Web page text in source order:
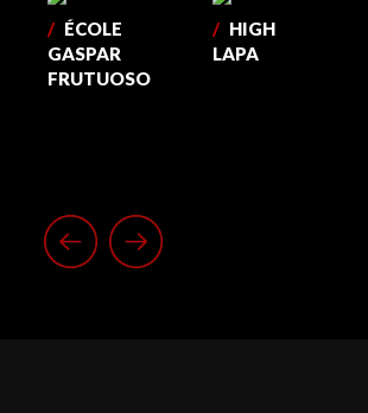
/ ÉCOLE
GASPAR
FRUTUOSO
/ HIGH
LAPA